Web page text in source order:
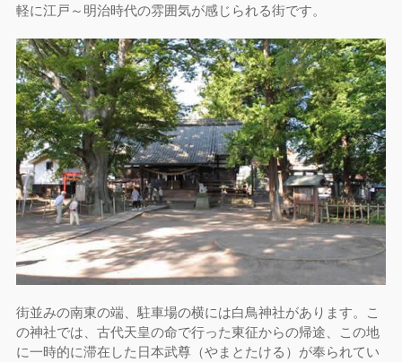
軽に江戸～明治時代の雰囲気が感じられる街です。
街並みの南東の端、駐車場の横には白鳥神社があります。こ
の神社では、古代天皇の命で行った東征からの帰途、この地
に一時的に滞在した日本武尊（やまとたける）が奉られてい